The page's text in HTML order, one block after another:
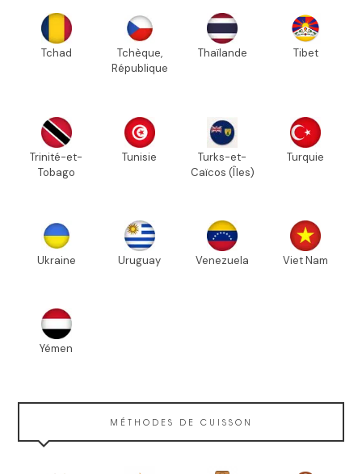
Tchad
Tchèque,
République
Thaïlande Tibet
Trinité-et-
Tobago
Tunisie
Turks-et-
Caïcos (Îles)
Turquie
Ukraine Uruguay Venezuela Viet Nam
Yémen
MÉTHODES DE CUISSON